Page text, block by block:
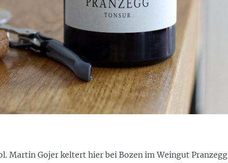
Martin Gojer keltert hier bei Bozen im Weingut Pranzegg